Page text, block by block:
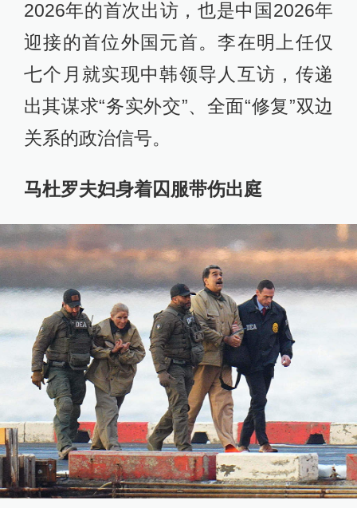
2026年的首次出访，也是中国2026年
迎接的首位外国元首。李在明上任仅
七个月就实现中韩领导人互访，传递
出其谋求“务实外交”、全面“修复”双边
关系的政治信号。
马杜罗夫妇身着囚服带伤出庭